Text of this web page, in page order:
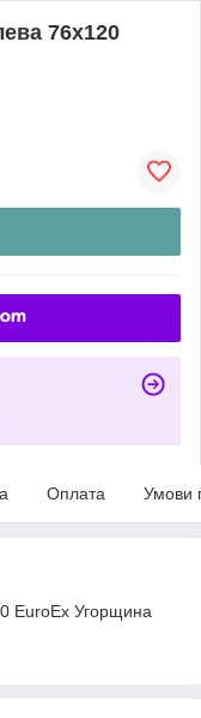
76x120
Оплата Умови
EuroEx Угорщина